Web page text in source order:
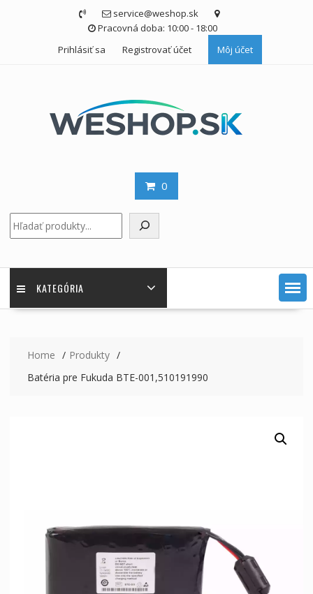
service@weshop.sk
Pracovná doba: 10:00 - 18:00
Prihlásiť sa
Registrovať účet Môj účet
0
KATEGÓRIA
Home
Produkty
Batéria pre Fukuda BTE-001,510191990